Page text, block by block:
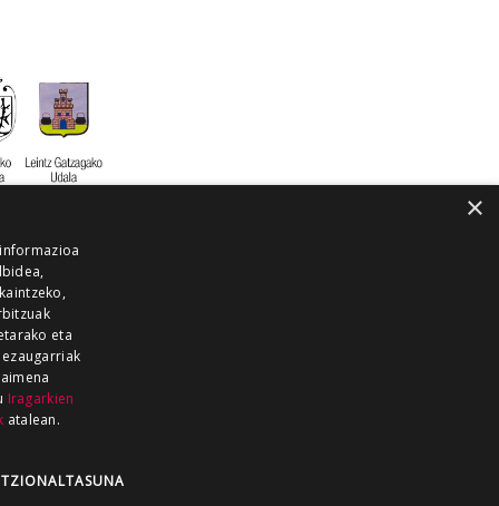
GUKA
GUKA
ZUMAIA GUKA
×
eta
Iragarkien
atalean.